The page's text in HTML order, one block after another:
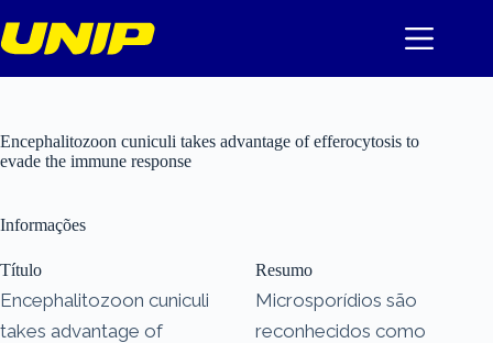
para
o
Encephalitozoon cuniculi takes advantage of efferocytosis to
evade the immune response
Informações
Título
Encephalitozoon cuniculi
takes advantage of
Resumo
Microsporídios são
reconhecidos como